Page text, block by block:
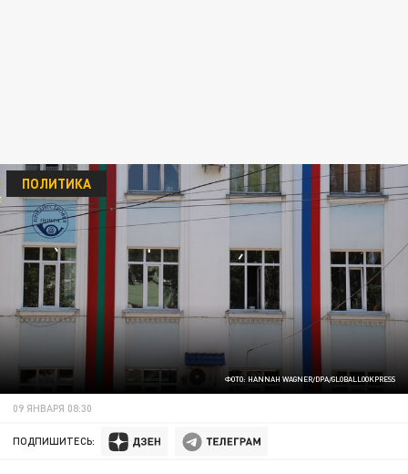
ФОТО: HANNAH WAGNER/DPA/GLOBALLOOKPRESS
ПОЛИТИКА
09 ЯНВАРЯ 08:30
ПОДПИШИТЕСЬ: